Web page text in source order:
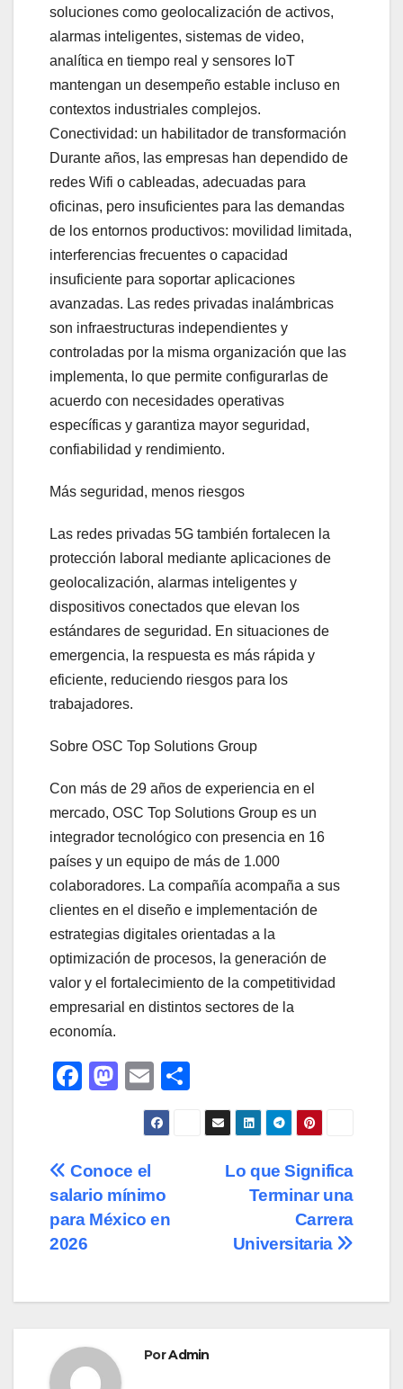
soluciones como geolocalización de activos,
alarmas inteligentes, sistemas de video,
analítica en tiempo real y sensores IoT
mantengan un desempeño estable incluso en
contextos industriales complejos.
Conectividad: un habilitador de transformación
Durante años, las empresas han dependido de
redes Wifi o cableadas, adecuadas para
oficinas, pero insuficientes para las demandas
de los entornos productivos: movilidad limitada,
interferencias frecuentes o capacidad
insuficiente para soportar aplicaciones
avanzadas. Las redes privadas inalámbricas
son infraestructuras independientes y
controladas por la misma organización que las
implementa, lo que permite configurarlas de
acuerdo con necesidades operativas
específicas y garantiza mayor seguridad,
confiabilidad y rendimiento.
Más seguridad, menos riesgos
Las redes privadas 5G también fortalecen la
protección laboral mediante aplicaciones de
geolocalización, alarmas inteligentes y
dispositivos conectados que elevan los
estándares de seguridad. En situaciones de
emergencia, la respuesta es más rápida y
eficiente, reduciendo riesgos para los
trabajadores.
Sobre OSC Top Solutions Group
Con más de 29 años de experiencia en el
mercado, OSC Top Solutions Group es un
integrador tecnológico con presencia en 16
países y un equipo de más de 1.000
colaboradores. La compañía acompaña a sus
clientes en el diseño e implementación de
estrategias digitales orientadas a la
optimización de procesos, la generación de
valor y el fortalecimiento de la competitividad
empresarial en distintos sectores de la
economía.
F
e
b
o
o
M
o
d
o
E
m
ail
o
m
Navegación
de
entradas
Lo que Significa
Terminar una
Carrera
Universitaria
Conoce el
salario mínimo
para México en
2026
PorAdmin